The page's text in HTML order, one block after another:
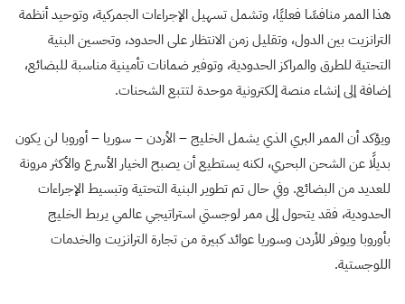
هذا الممر منافسًا فعليًا، وتشمل تسهيل الإجراءات الجمركية، وتوحيد أنظمة
الترانزيت بين الدول، وتقليل زمن الانتظار على الحدود، وتحسين البنية
التحتية للطرق والمراكز الحدودية، وتوفير ضمانات تأمينية مناسبة للبضائع،
إضافة إلى إنشاء منصة إلكترونية موحدة لتتبع الشحنات.
ويؤكد أن الممر البري الذي يشمل الخليج – الأردن – سوريا – أوروبا لن يكون
بديلًا عن الشحن البحري، لكنه يستطيع أن يصبح الخيار الأسرع والأكثر مرونة
للعديد من البضائع. وفي حال تم تطوير البنية التحتية وتبسيط الإجراءات
الحدودية، فقد يتحول إلى ممر لوجستي استراتيجي عالمي يربط الخليج
بأوروبا ويوفر للأردن وسوريا عوائد كبيرة من تجارة الترانزيت والخدمات
اللوجستية.